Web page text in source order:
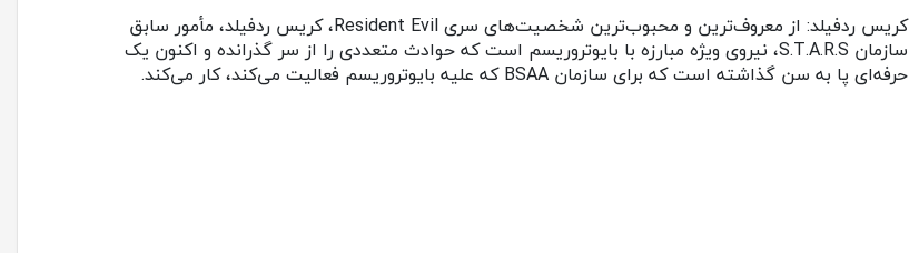
کریس ردفیلد: از معروف‌ترین و محبوب‌ترین شخصیت‌های سری Resident Evil، کریس ردفیلد، مأمور سابق
سازمان S.T.A.R.S، نیروی ویژه مبارزه با بایوتروریسم است که حوادث متعددی را از سر گذرانده و اکنون یک
حرفه‌ای پا به سن گذاشته است که برای سازمان BSAA که علیه بایوتروریسم فعالیت می‌کند، کار می‌‌کند.